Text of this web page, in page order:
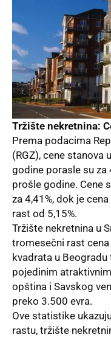
Tržište nekretnina:
Prema podacima
(RGZ), cene
godine porasle su za
prošle godine. Cene
za 4,41%, dok je
rast od 5,15%.
Tržište nekretnina u
tromesečni rast cena
kvadrata u
pojedinim
opština i Savskog
preko 3.500 evra.
Ove statistike
rastu, tržište